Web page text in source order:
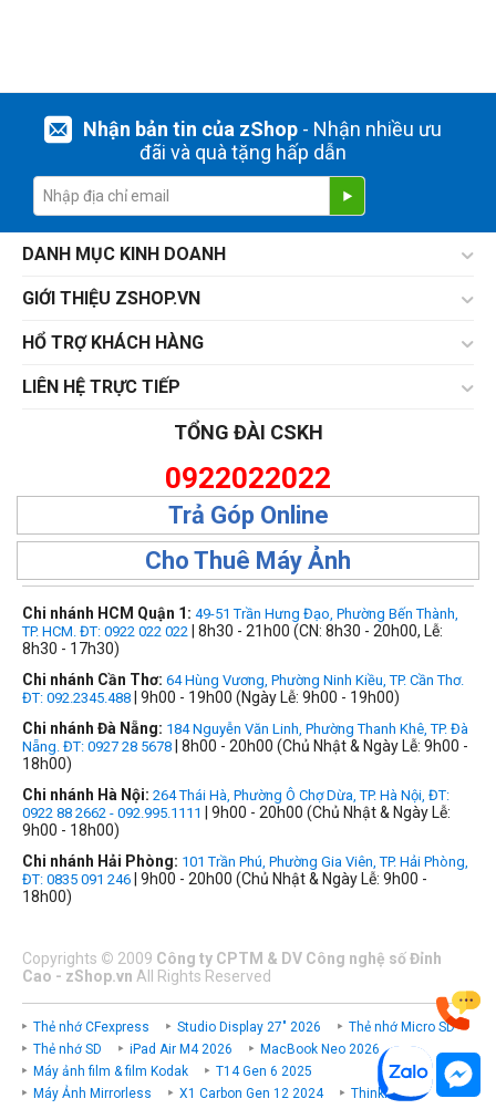
Nhận bản tin của zShop- Nhận nhiều ưu
đãi và quà tặng hấp dẫn
DANH MỤC KINH DOANH
GIỚI THIỆU ZSHOP.VN
HỔ TRỢ KHÁCH HÀNG
LIÊN HỆ TRỰC TIẾP
TỔNG ĐÀI CSKH
0922022022
Trả Góp Online
Cho Thuê Máy Ảnh
Chi nhánh HCM Quận 1: 49-51 Trần Hưng Đạo, Phường Bến Thành,
TP. HCM. ĐT: 0922 022 022 | 8h30 - 21h00 (CN: 8h30 - 20h00, Lễ:
8h30 - 17h30)
Chi nhánh Cần Thơ: 64 Hùng Vương, Phường Ninh Kiều, TP. Cần Thơ.
ĐT: 092.2345.488 | 9h00 - 19h00 (Ngày Lễ: 9h00 - 19h00)
Chi nhánh Đà Nẵng: 184 Nguyễn Văn Linh, Phường Thanh Khê, TP. Đà
Nẵng. ĐT: 0927 28 5678 | 8h00 - 20h00 (Chủ Nhật & Ngày Lễ: 9h00 -
18h00)
Chi nhánh Hà Nội: 264 Thái Hà, Phường Ô Chợ Dừa, TP. Hà Nội, ĐT:
0922 88 2662 - 092.995.1111
| 9h00 - 20h00 (Chủ Nhật & Ngày Lễ:
9h00 - 18h00)
Chi nhánh Hải Phòng: 101 Trần Phú, Phường Gia Viên, TP. Hải Phòng,
ĐT: 0835 091 246 | 9h00 - 20h00 (Chủ Nhật & Ngày Lễ: 9h00 -
18h00)
Copyrights © 2009 Công ty CPTM & DV Công nghệ số Đỉnh
Cao - zShop.vn All Rights Reserved
Thẻ nhớ CFexpress Studio Display 27" 2026
Thẻ nhớ Micro SD
Thẻ nhớ SD
iPad Air M4 2026
MacBook Neo 2026
Máy ảnh film & film Kodak
T14 Gen 6 2025
Máy Ảnh Mirrorless
X1 Carbon Gen 12 2024
ThinkPad P